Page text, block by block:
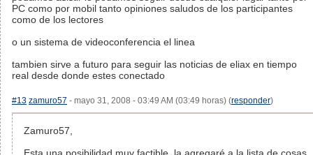
PC como por mobil tanto opiniones saludos de los participantes
como de los lectores
o un sistema de videoconferencia el linea
tambien sirve a futuro para seguir las noticias de eliax en tiempo
real desde donde estes conectado
#13 zamuro57 - mayo 31, 2008 - 03:49 AM (03:49 horas) (responder)
Zamuro57,